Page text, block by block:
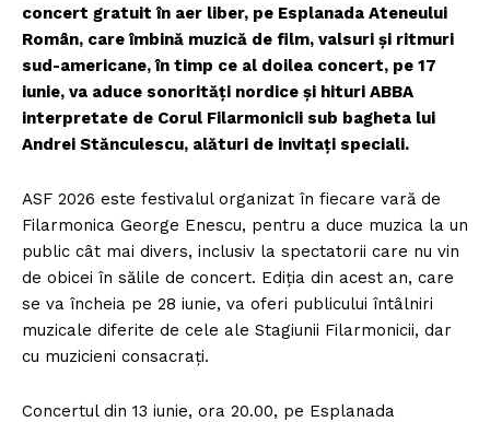
concert gratuit în aer liber, pe Esplanada Ateneului
Român, care îmbină muzică de film, valsuri și ritmuri
sud-americane, în timp ce al doilea concert, pe 17
iunie, va aduce sonorități nordice și hituri ABBA
interpretate de Corul Filarmonicii sub bagheta lui
Andrei Stănculescu, alături de invitați speciali.
ASF 2026 este festivalul organizat în fiecare vară de
Filarmonica George Enescu, pentru a duce muzica la un
public cât mai divers, inclusiv la spectatorii care nu vin
de obicei în sălile de concert. Ediția din acest an, care
se va încheia pe 28 iunie, va oferi publicului întâlniri
muzicale diferite de cele ale Stagiunii Filarmonicii, dar
cu muzicieni consacrați.
Concertul din 13 iunie, ora 20.00, pe Esplanada